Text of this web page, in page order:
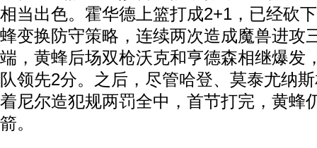
相当出色。霍华德上篮打成2+1，已经砍
蜂变换防守策略，连续两次造成魔兽进攻
端，黄蜂后场双枪沃克和亨德森相继爆发
队领先2分。之后，尽管哈登、莫泰尤纳
着尼尔造犯规两罚全中，首节打完，黄蜂
箭。